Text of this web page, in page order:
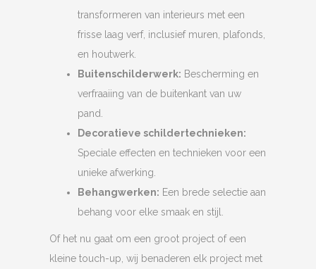
transformeren van interieurs met een
frisse laag verf, inclusief muren, plafonds,
en houtwerk.
Buitenschilderwerk: Bescherming en
verfraaiing van de buitenkant van uw
pand.
Decoratieve schildertechnieken:
Speciale effecten en technieken voor een
unieke afwerking.
Behangwerken: Een brede selectie aan
behang voor elke smaak en stijl.
Of het nu gaat om een groot project of een
kleine touch-up, wij benaderen elk project met